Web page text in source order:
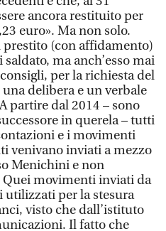
ancora restituito per
euro». Ma non solo.
prestito (con affidamento)
ma anch’esso mai
per la richiesta del
delibera e un verbale
partire dal 2014 – sono
in querela – tutti
e i movimenti
venivano inviati a mezzo
Menichini e non
movimenti inviati da
per la stesura
visto che dall’istituto
Il fatto che